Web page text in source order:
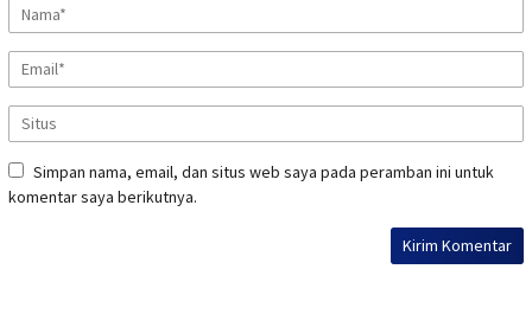
Simpan nama, email, dan situs web saya pada peramban ini untuk
komentar saya berikutnya.